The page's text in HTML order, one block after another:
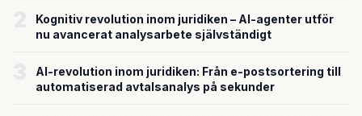
Kognitiv revolution inom juridiken – AI-agenter utför
nu avancerat analysarbete självständigt
AI-revolution inom juridiken: Från e-postsortering till
automatiserad avtalsanalys på sekunder